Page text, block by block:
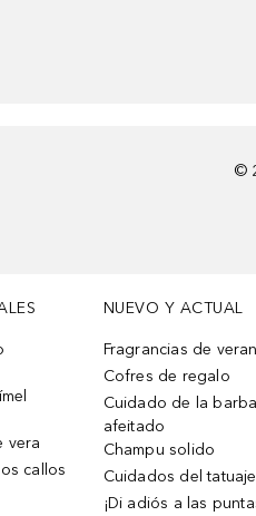
©
vera
callos
NUEVO Y ACTUAL
Fragrancias de
Cofres de regalo
Cuidado de la
afeitado
Champu solido
Cuidados del tatuaje
¡Di adiós a las